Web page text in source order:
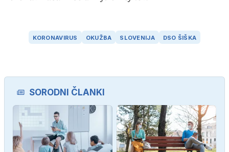
KORONAVIRUS OKUŽBA SLOVENIJA DSO ŠIŠKA
SORODNI ČLANKI